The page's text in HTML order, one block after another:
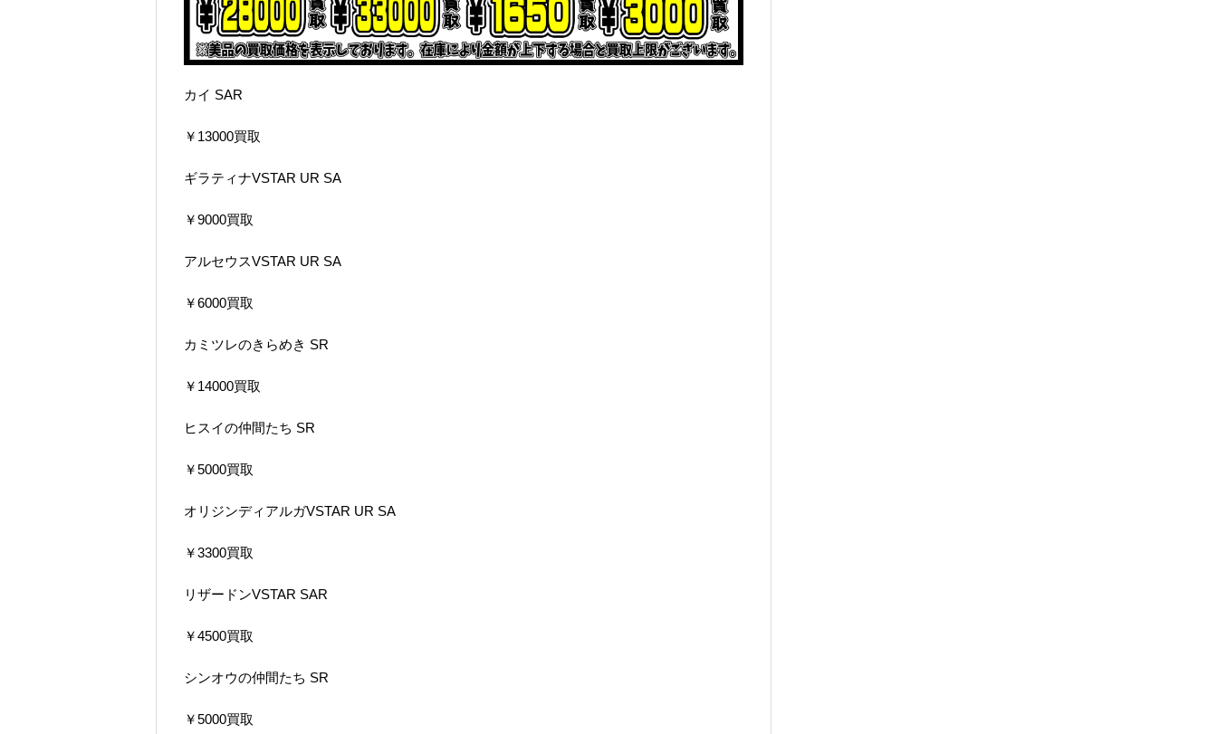
カイ SAR
￥13000買取
ギラティナVSTAR UR SA
￥9000買取
アルセウスVSTAR UR SA
￥6000買取
カミツレのきらめき SR
￥14000買取
ヒスイの仲間たち SR
￥5000買取
オリジンディアルガVSTAR UR SA
￥3300買取
リザードンVSTAR SAR
￥4500買取
シンオウの仲間たち SR
￥5000買取